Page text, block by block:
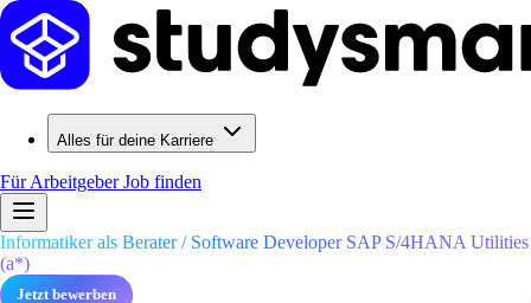
Alles für deine Karriere
Für ArbeitgeberJob finden
Informatiker als Berater / Software Developer SAP S/4HANA Utilities
(a*)
Jetzt bewerben